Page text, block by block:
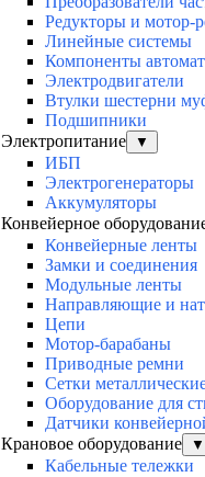
Редукторы и мотор-
Линейные системы
Компоненты
Электродвигатели
Втулки шестерни
Подшипники
Электропитание
▼
ИБП
Электрогенераторы
Аккумуляторы
Конвейерное
Конвейерные ленты
Замки и соединения
Модульные ленты
Направляющие и
Цепи
Мотор-барабаны
Приводные ремни
Сетки
Оборудование для
Датчики
Крановое оборудование
▼
Кабельные тележки